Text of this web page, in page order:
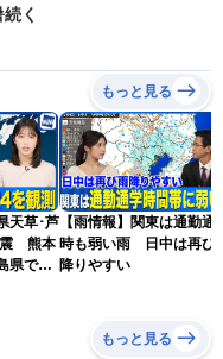
く
もっと見る
天草･芦
震 熊本
県で震
【雨情報】関東は通勤通
時も弱い雨 日中は再び
降りやすい
もっと見る